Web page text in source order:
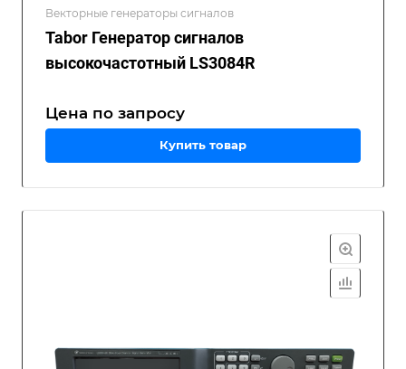
Векторные генераторы сигналов
Tabor Генератор сигналов
высокочастотный LS3084R
Цена по запросу
Купить товар